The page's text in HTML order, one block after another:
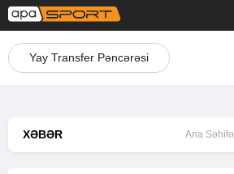
Yay Transfer Pəncərəsi
XƏBƏR Ana Səhifə